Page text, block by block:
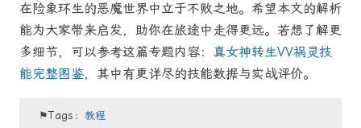
在险象环生的恶魔世界中立于不败之地。希望本文的解析
能为大家带来启发，助你在旅途中走得更远。若想了解更
多细节，可以参考这篇专题内容： 真女神转生VV祸灵技
能完整图鉴，其中有更详尽的技能数据与实战评价。
⚑Tags：教程